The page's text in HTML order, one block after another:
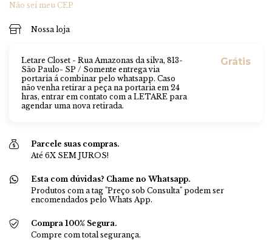
Não sei meu CEP
Nossa loja
Letare Closet - Rua Amazonas da silva, 813-
São Paulo- SP / Somente entrega via
portaria á combinar pelo whatsapp. Caso
não venha retirar a peça na portaria em 24
hras, entrar em contato com a LETARE para
agendar uma nova retirada.
Grátis
Parcele suas compras.
Até 6X SEM JUROS!
Esta com dúvidas? Chame no Whatsapp.
Produtos com a tag "Preço sob Consulta" podem ser
encomendados pelo Whats App.
Compra 100% Segura.
Compre com total segurança.